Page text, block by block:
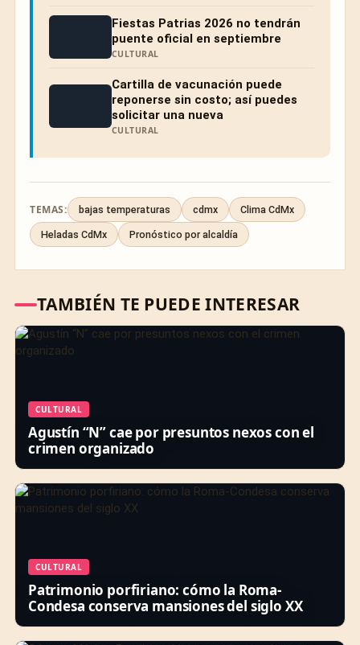
Fiestas Patrias 2026 no tendrán
puente oficial en septiembre
CULTURAL
Cartilla de vacunación puede
reponerse sin costo; así puedes
solicitar una nueva
CULTURAL
TEMAS: bajas temperaturas cdmx Clima CdMx
Heladas CdMx Pronóstico por alcaldía
TAMBIÉN TE PUEDE INTERESAR
CULTURAL
Agustín “N” cae por presuntos nexos con el
crimen organizado
CULTURAL
Patrimonio porfiriano: cómo la Roma-
Condesa conserva mansiones del siglo XX